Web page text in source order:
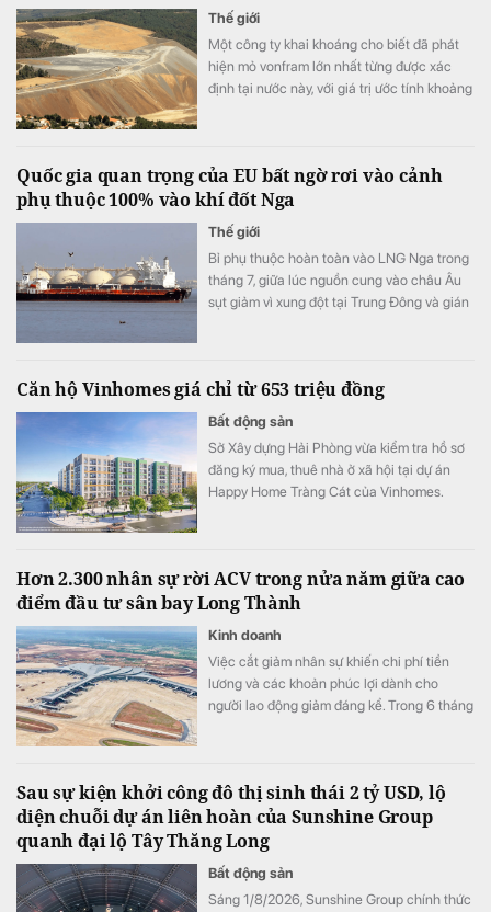
Thế giới
Một công ty khai khoáng cho biết đã phát
hiện mỏ vonfram lớn nhất từng được xác
định tại nước này, với giá trị ước tính khoảng
Quốc gia quan trọng của EU bất ngờ rơi vào cảnh
phụ thuộc 100% vào khí đốt Nga
Thế giới
Bỉ phụ thuộc hoàn toàn vào LNG Nga trong
tháng 7, giữa lúc nguồn cung vào châu Âu
sụt giảm vì xung đột tại Trung Đông và gián
Căn hộ Vinhomes giá chỉ từ 653 triệu đồng
Bất động sản
Sở Xây dựng Hải Phòng vừa kiểm tra hồ sơ
đăng ký mua, thuê nhà ở xã hội tại dự án
Happy Home Tràng Cát của Vinhomes.
Hơn 2.300 nhân sự rời ACV trong nửa năm giữa cao
điểm đầu tư sân bay Long Thành
Kinh doanh
Việc cắt giảm nhân sự khiến chi phí tiền
lương và các khoản phúc lợi dành cho
người lao động giảm đáng kể. Trong 6 tháng
Sau sự kiện khởi công đô thị sinh thái 2 tỷ USD, lộ
diện chuỗi dự án liên hoàn của Sunshine Group
quanh đại lộ Tây Thăng Long
Bất động sản
Sáng 1/8/2026, Sunshine Group chính thức